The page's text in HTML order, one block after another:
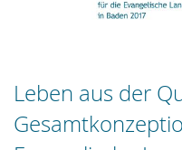
Leben aus der
Zum
Anfang
der
Bildergalerie